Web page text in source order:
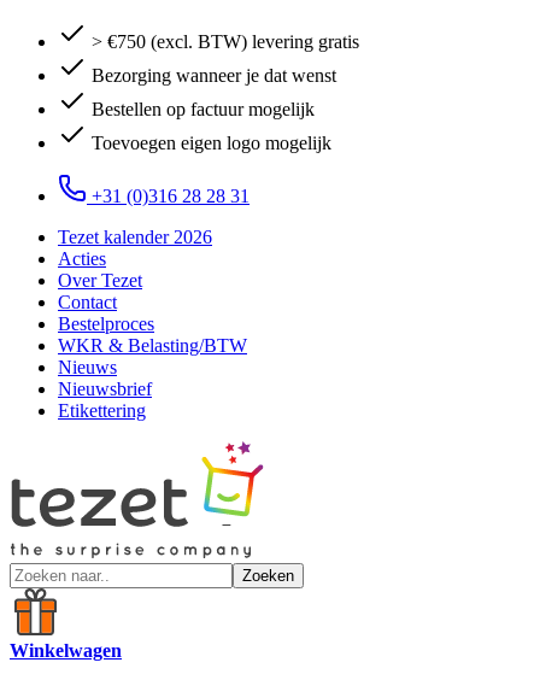
> €750 (excl. BTW) levering gratis
Bezorging wanneer je dat wenst
Bestellen op factuur mogelijk
Toevoegen eigen logo mogelijk
+31 (0)316 28 28 31
Tezet kalender 2026
Acties
Over Tezet
Contact
Bestelproces
WKR & Belasting/BTW
Nieuws
Nieuwsbrief
Etikettering
Zoeken
Winkelwagen